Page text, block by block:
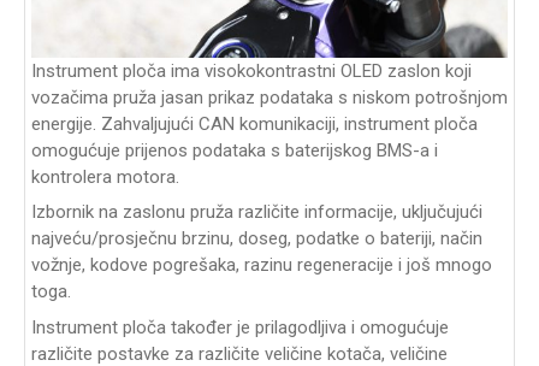
Instrument ploča ima visokokontrastni OLED zaslon koji
vozačima pruža jasan prikaz podataka s niskom potrošnjom
energije. Zahvaljujući CAN komunikaciji, instrument ploča
omogućuje prijenos podataka s baterijskog BMS-a i
kontrolera motora.
Izbornik na zaslonu pruža različite informacije, uključujući
najveću/prosječnu brzinu, doseg, podatke o bateriji, način
vožnje, kodove pogrešaka, razinu regeneracije i još mnogo
toga.
Instrument ploča također je prilagodljiva i omogućuje
različite postavke za različite veličine kotača, veličine